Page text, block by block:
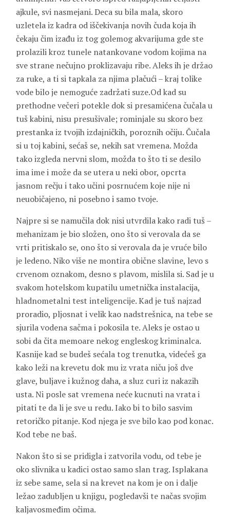
ajkule, svi nasmejani. Deca su bila mala, skoro
uzletela iz kadra od iščekivanja novih čuda koja ih
čekaju čim izađu iz tog golemog akvarijuma gde ste
prolazili kroz tunele natankovane vodom kojima na
sve strane nečujno proklizavaju ribe. Aleks ih je držao
za ruke, a ti si tapkala za njima plačući – kraj tolike
vode bilo je nemoguće zadržati suze.Od kad su
prethodne večeri potekle dok si presamićena čučala u
tuš kabini, nisu presušivale; rominjale su skoro bez
prestanka iz tvojih izdajničkih, poroznih očiju. Čučala
si u toj kabini, sećaš se, nekih sat vremena. Možda
tako izgleda nervni slom, možda to što ti se desilo
ima ime i može da se utera u neki obor, opcrta
jasnom rečju i tako učini posrnućem koje nije ni
neuobičajeno, ni posebno i samo tvoje.
Najpre si se namučila dok nisi utvrdila kako radi tuš –
mehanizam je bio složen, ono što si verovala da se
vrti pritiskalo se, ono što si verovala da je vruće bilo
je ledeno. Niko više ne montira obične slavine, levo s
crvenom oznakom, desno s plavom, mislila si. Sad je u
svakom hotelskom kupatilu umetnička instalacija,
hladnometalni test inteligencije. Kad je tuš najzad
proradio, pljosnat i velik kao nadstrešnica, na tebe se
sjurila vodena sačma i pokosila te. Aleks je ostao u
sobi da čita memoare nekog engleskog kriminalca.
Kasnije kad se budeš sećala tog trenutka, videćeš ga
kako leži na krevetu dok mu iz vrata niču još dve
glave, buljave i kužnog daha, a sluz curi iz nakazih
usta. Ni posle sat vremena neće kucnuti na vrata i
pitati te da li je sve u redu. Iako bi to bilo sasvim
retoričko pitanje. Kod njega je sve bilo kao pod konac.
Kod tebe ne baš.
Nakon što si se pridigla i zatvorila vodu, od tebe je
oko slivnika u kadici ostao samo slan trag. Isplakana
iz sebe same, sela si na krevet na kom je on i dalje
ležao zadubljen u knjigu, pogledavši te načas svojim
kaljavosmeđim očima.